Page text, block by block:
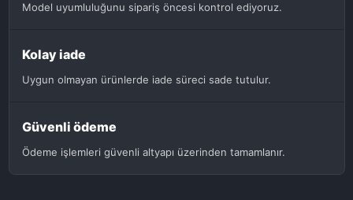
Model uyumluluğunu sipariş öncesi kontrol ediyoruz.
Kolay iade
Uygun olmayan ürünlerde iade süreci sade tutulur.
Güvenli ödeme
Ödeme işlemleri güvenli altyapı üzerinden tamamlanır.